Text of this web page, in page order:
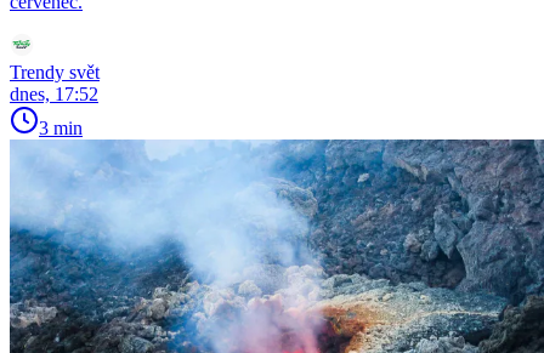
Trendy svět
dnes, 17:52
3 min